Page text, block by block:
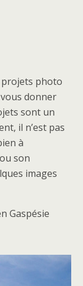
photo
donner
sont un
il n’est pas
à
son
images
Gaspésie